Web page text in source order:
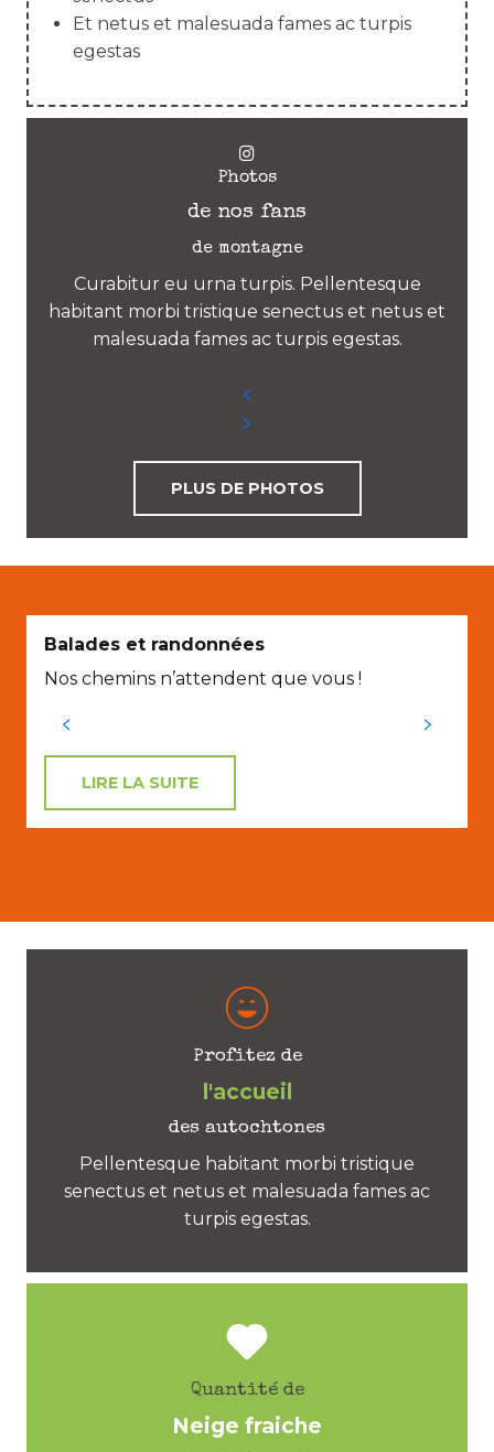
Et netus et malesuada fames ac turpis
egestas
Photos
de nos fans
de montagne
Curabitur eu urna turpis. Pellentesque
habitant morbi tristique senectus et netus et
malesuada fames ac turpis egestas.
PLUS DE PHOTOS
Balades et randonnées
Nos chemins n’attendent que vous !
LIRE LA SUITE
Profitez de
l'accueil
des autochtones
Pellentesque habitant morbi tristique
senectus et netus et malesuada fames ac
turpis egestas.
Quantité de
Neige fraiche